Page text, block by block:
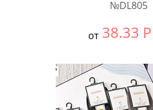
№DL805
от 38.33 Р
В упаковке:
10
Количество: